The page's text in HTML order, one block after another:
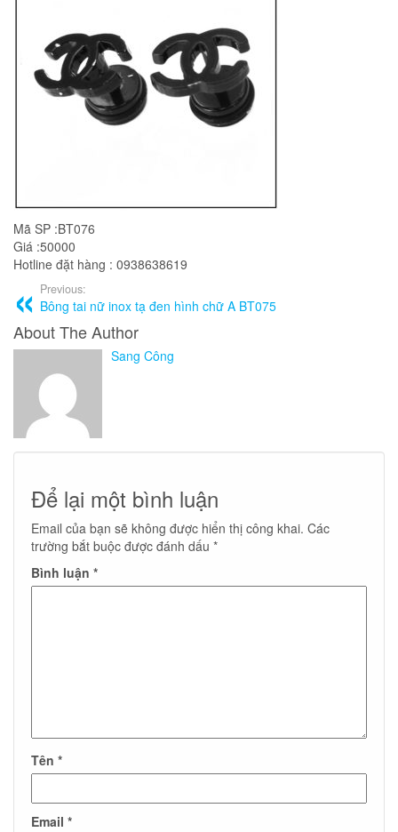
Mã SP :BT076
Giá :50000
Hotline đặt hàng : 0938638619
Previous:
Bông tai nữ inox tạ đen hình chữ A BT075
About The Author
Sang Công
Để lại một bình luận
Email của bạn sẽ không được hiển thị công khai. Các
trường bắt buộc được đánh dấu *
Bình luận *
Tên *
Email *